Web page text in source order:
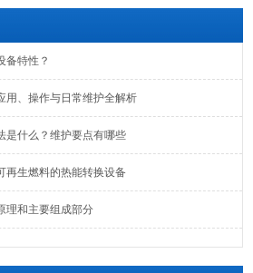
备特性？
用、操作与日常维护全解析
是什么？维护要点有哪些
再生燃料的热能转换设备
理和主要组成部分